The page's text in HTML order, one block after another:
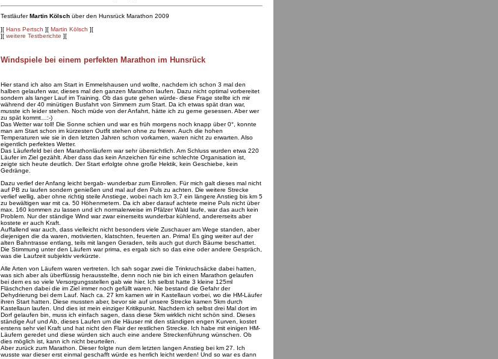
TestläuferMartin Kölsch über den Hunsrück Marathon 2009
][ Hans Pertsch ][ Martin Kölsch ][
][ weitere Testberichte ][
Windspiele bei einem perfekten Marathon im Hunsrück
Hier stand ich also am Start in Emmelshausen und wollte, nachdem ich schon 3 mal den
halben gelaufen war, dieses mal den ganzen Marathon laufen. Dazu nicht optimal vorbereitet
sondern als langer Lauf im Training. Ob das gute gehen würde- diese Frage stellte ich mir
während der 40 minütigen Busfahrt von Simmern zum Start. Da ich etwas spät dran war,
musste ich leider stehen. Noch müde von der Anfahrt, hätte ich zu gerne gesessen. Aber wer
zu spät kommt…:-)
Das Wetter war toll! Die Sonne schien und war es früh morgens noch knapp über 0°, konnte
man am Start schon im kürzesten Outfit stehen ohne zu frieren. Auch die hohen
Temperaturen wie sie in den letzten Jahren schon vorkamen, waren nicht zu erwarten. Also
eigentlich perfektes Wetter.
Das Läuferfeld bei den Marathonläufern war sehr übersichtlich. Am Schluss wurden etwa 220
Läufer im Ziel gezählt. Aber dass das kein Anzeichen für eine schlechte Organisation ist,
zeigte sich heute deutlich. Der Start erfolgte ohne große Hektik, kein Geschiebe, kein
Gedränge.
Dazu verlief der Anfang leicht bergab- wunderbar zum Einrollen. Für mich galt dieses mal nicht
auf PB zu laufen sondern genießen und mal auf den Puls zu achten. Die weitere Strecke
verlief wellig, aber ohne richtig steile Anstiege, wobei nach km 3,7 ein längere Anstieg bis km 5
zu bewältigen war mit ca. 50 Höhenmetern. Da ich aber darauf achtete meine Puls nicht über
max. 160 kommen zu lassen und ich normalerweise im Pfälzer Wald laufe, war das auch kein
Problem. Nur der ständige Wind war zwar einerseits wunderbar kühlend, andererseits aber
kostete er auch Kraft.
Auffallend war auch, dass vielleicht nicht besonders viele Zuschauer am Wege standen, aber
diejenigen die da waren, motivierten, klatschten, feuerten an. Prima! Es ging weiter auf der
alten Bahntrasse entlang, teils mit langen Geraden, teils auch gut durch Bäume beschattet.
Die Stimmung unter den Läufern war prima, es ergab sich so das eine oder andere Gespräch,
was die Laufzeit subjektiv verkürzte.
Alle Arten von Läufern waren vertreten. Ich sah sogar zwei die Trinkruchsäcke dabei hatten,
was sich aber als überflüssig herausstellte, denn noch nie bin ich einen Marathon gelaufen
bei dem es so viele Versorgungsstellen gab wie hier. Ich selbst hatte 3 kleine 125ml
Fläschchen dabei die im Ziel immer noch gefüllt waren. Nie bestand die Gefahr der
Dehydrierung bei dem Lauf. Nach ca. 27 km kamen wir in Kastellaun vorbei, wo die HM-Läufer
ihren Start hatten. Diese mussten aber, bevor sie auf unsere Strecke kamen 5km durch
Kastellaun laufen. Und dies ist mein einziger Kritikpunkt. Nachdem ich selbst drei Mal dort im
Dorf gelaufen bin, muss ich einfach sagen, dass diese 5km wirklich nicht schön sind. Dieses
ständige Auf und Ab, dieses Laufen um die Häuser mit den ständigen engen Kurven, kostet
erstens sehr viel Kraft und hat nicht den Flair der restlichen Strecke. Ich habe mit einigen HM-
Läufern geredet und diese würden sich auch eine andere Streckenführung wünschen. Ob
dies möglich ist, kann ich nicht beurteilen.
Aber zurück zum Marathon. Dieser folgte nun dem letzten langen Anstieg bei km 27. Ich
wusste war dieser erst einmal geschafft würde es herrlich leicht werden! Und so war es dann